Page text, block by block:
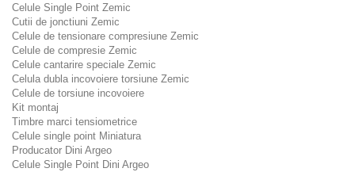
Celule Single Point Zemic
Cutii de jonctiuni Zemic
Celule de tensionare compresiune Zemic
Celule de compresie Zemic
Celule cantarire speciale Zemic
Celula dubla incovoiere torsiune Zemic
Celule de torsiune incovoiere
Kit montaj
Timbre marci tensiometrice
Celule single point Miniatura
Producator Dini Argeo
Celule Single Point Dini Argeo